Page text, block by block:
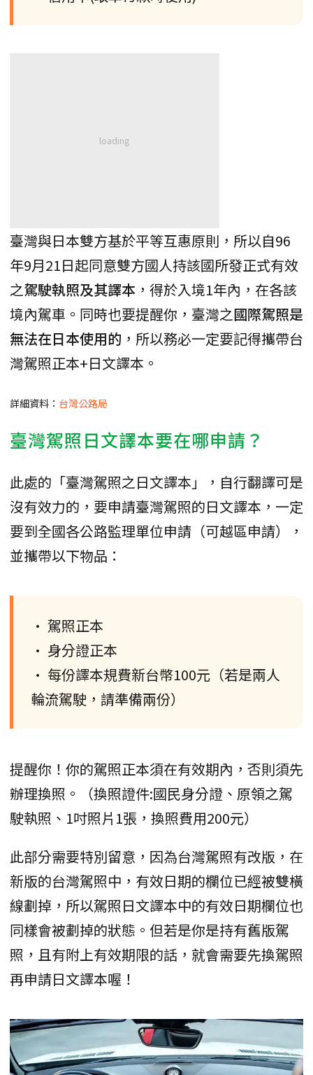
臺灣與日本雙方基於平等互惠原則，所以自96
年9月21日起同意雙方國人持該國所發正式有效
之駕駛執照及其譯本 ，得於入境1年內，在各該
境內駕車。同時也要提醒你，臺灣之國際駕照是
無法在日本使用的 ，所以務必一定要記得攜帶台
灣駕照正本+日文譯本。
詳細資料： 台灣公路局
臺灣駕照日文譯本要在哪申請？
此處的「臺灣駕照之日文譯本」，自行翻譯可是
沒有效力的，要申請臺灣駕照的日文譯本，一定
要到全國各公路監理單位申請（可越區申請），
並攜帶以下物品：
• 駕照正本
• 身分證正本
• 每份譯本規費新台幣100元（若是兩人
輪流駕駛，請準備兩份）
提醒你！你的駕照正本須在有效期內，否則須先
辦理換照。（換照證件:國民身分證、原領之駕
駛執照、1吋照片1張，換照費用200元）
此部分需要特別留意，因為台灣駕照有改版，在
新版的台灣駕照中，有效日期的欄位已經被雙橫
線劃掉，所以駕照日文譯本中的有效日期欄位也
同樣會被劃掉的狀態。但若是你是持有舊版駕
照，且有附上有效期限的話，就會需要先換駕照
再申請日文譯本喔！